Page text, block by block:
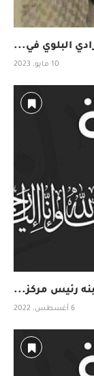
البلوي في...
10 مايو، 2023
رئيس مركز...
6 أغسطس، 2022